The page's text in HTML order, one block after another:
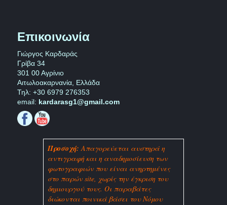
Επικοινωνία
Γιώργος Καρδαράς
Γρίβα 34
301 00 Αγρίνιο
Αιτωλοακαρνανία, Ελλάδα
Τηλ: +30 6979 276353
email: kardarasg1@gmail.com
Προσοχή: Απαγορεύεται αυστηρά η
αντιγραφή και η αναδημοσίευση των
φωτογραφιών που είναι ανηρτημένες
στο παρών site, χωρίς την έγκριση του
δημιουργού τους. Οι παραβάτες
διώκονται ποινικά βάσει του Νόμου